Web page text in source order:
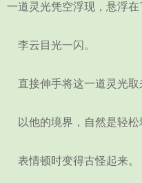
一道灵光凭空浮现，悬浮在
李云目光一闪。
直接伸手将这一道灵光取
以他的境界，自然是轻松
表情顿时变得古怪起来。